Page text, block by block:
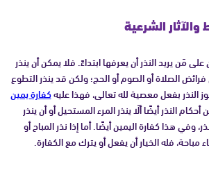
الشرعية
مَن يريد النذر أن يعرفها ابتداءً. فلا يمكن أن ينذر
فرائض الصلاة أو الصوم أو الحج؛ ولكن قد ينذر التطوع
النذر بفعل معصية لله تعالى، فهذا عليهكفارة يمين
النذر أيضًا ألّا ينذر المرء المستحيل أو أن ينذر
وفي هذا كفارة اليمين أيضًا. أما إذا نذر المباح أو
فله الخيار أن يفعل أو يترك مع الكفارة.